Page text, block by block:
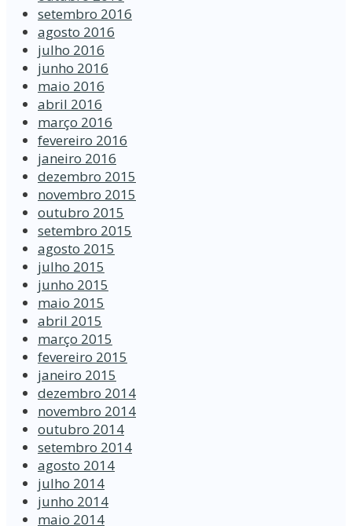
setembro 2016
agosto 2016
julho 2016
junho 2016
maio 2016
abril 2016
março 2016
fevereiro 2016
janeiro 2016
dezembro 2015
novembro 2015
outubro 2015
setembro 2015
agosto 2015
julho 2015
junho 2015
maio 2015
abril 2015
março 2015
fevereiro 2015
janeiro 2015
dezembro 2014
novembro 2014
outubro 2014
setembro 2014
agosto 2014
julho 2014
junho 2014
maio 2014